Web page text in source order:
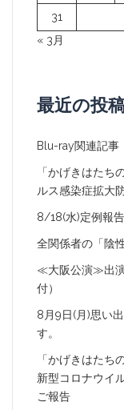
31
« 3月
最近の投
Blu-ray関連記事
「かげきはたち
ルス感染症拡大
8/18(水)定例報告
全関係者の「陰
≪大阪公演≫出演
付）
8月9日(月)思い
す。
「かげきはた
新型コロナウイ
ご報告